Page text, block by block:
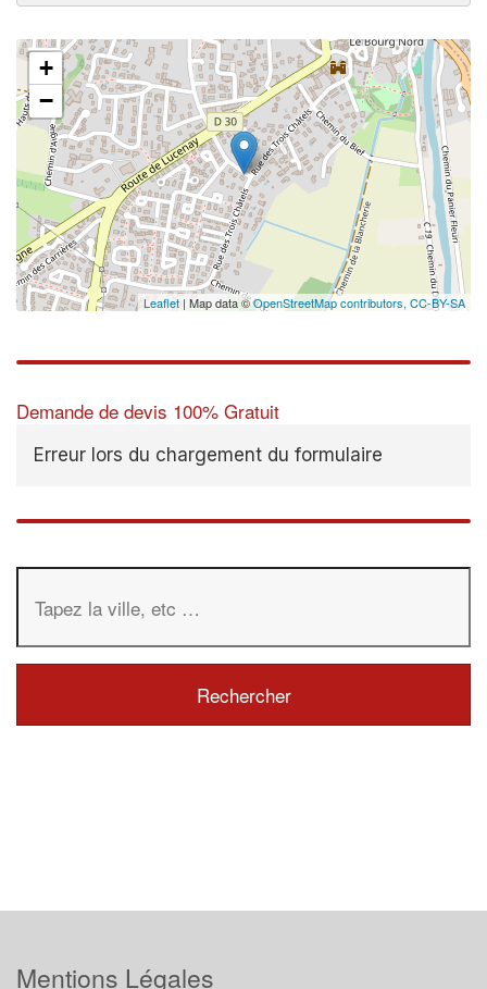
+
−
Leaflet | Map data ©OpenStreetMap contributors, CC-BY-SA
Demande de devis 100% Gratuit
Erreur lors du chargement du formulaire
Mentions Légales